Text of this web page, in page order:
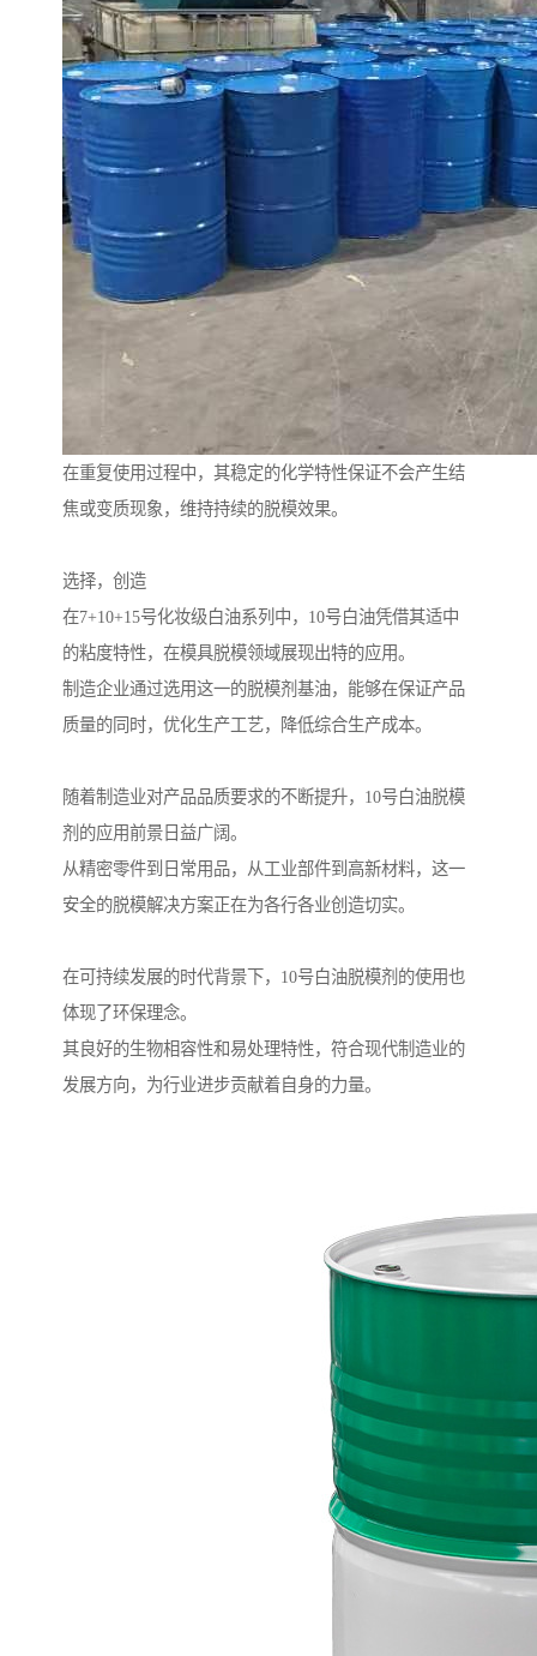
在重复使用过程中，其稳定的化学特性保证不会产生结
焦或变质现象，维持持续的脱模效果。
选择，创造
在7+10+15号化妆级白油系列中，10号白油凭借其适中
的粘度特性，在模具脱模领域展现出特的应用。
制造企业通过选用这一的脱模剂基油，能够在保证产品
质量的同时，优化生产工艺，降低综合生产成本。
随着制造业对产品品质要求的不断提升，10号白油脱模
剂的应用前景日益广阔。
从精密零件到日常用品，从工业部件到高新材料，这一
安全的脱模解决方案正在为各行各业创造切实。
在可持续发展的时代背景下，10号白油脱模剂的使用也
体现了环保理念。
其良好的生物相容性和易处理特性，符合现代制造业的
发展方向，为行业进步贡献着自身的力量。